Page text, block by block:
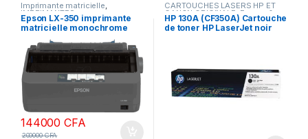
Imprimante matricielle,
IMPRIMANTES
Epson LX-350 imprimante
matricielle monochrome
euro nlsp 220v
144000CFA
200000CFA
CARTOUCHES LASERS HP ET
CANON ORIGINALE, Encres &
Toners,IMPRIMANTES
HP 130A (CF350A) Cartouche
de toner HP LaserJet noir